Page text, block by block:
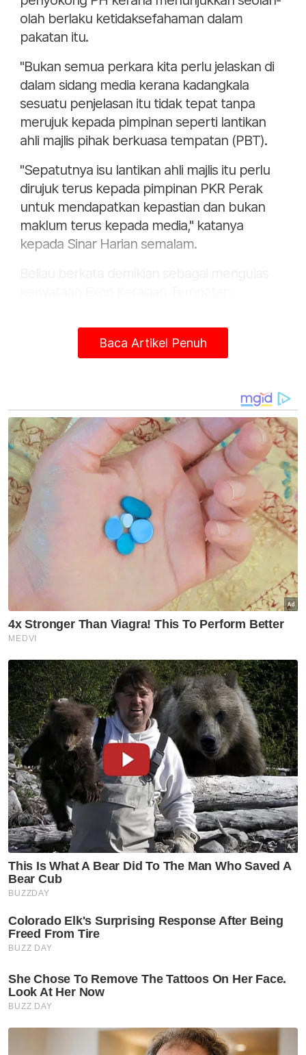
olah berlaku ketidaksefahaman dalam
pakatan itu.
"Bukan semua perkara kita perlu jelaskan di
dalam sidang media kerana kadangkala
sesuatu penjelasan itu tidak tepat tanpa
merujuk kepada pimpinan seperti lantikan
ahli majlis pihak berkuasa tempatan (PBT).
"Sepatutnya isu lantikan ahli majlis itu perlu
dirujuk terus kepada pimpinan PKR Perak
untuk mendapatkan kepastian dan bukan
maklum terus kepada media," katanya
kepada Sinar Harian semalam.
dan Kampung Baharu Perak, Paul Yong
sebelum ini bahawa PKR Perak masih belum
ARTIKEL BERKAITAN:PKR masih belum beri
senarai nama ahli majlis: Exco
Menjawab kepada kenyataan Paul itu,
Tinagaran memaklumkan pihaknya sudah
menghantar senarai nama ahli majlis pihak
berkuasa tempatan (PBT) di negeri ini sejak
12 Julai lalu kepada pejabat Exco terbabit.
Katanya, pada 8 Ogos satu lagi surat dihantar
sebagai peringatan terhadap senarai nama
yang diberikan dan pejabat Exco berkenaan
sudah pun menghantar surat maklum balas
mengenai penerimaan senarai itu.
Artikel Berkaitan:
Pak Wee seronok ajar rakan, keluarga bahasa
PRN: PKR Perak bantu Kedah, Pulau Pinang
[VIDEO] Pengurangan subsidi T20 supaya tidak
bebankan orang miskin - PM
Tinagaran berkata, Paul sepatutnya merujuk
terus kepada pimpinan PKR jika terdapat
sebarang kemusykilan mengenai senarai
calon ahli majlis yang dihantar itu.
Baca Artikel Penuh